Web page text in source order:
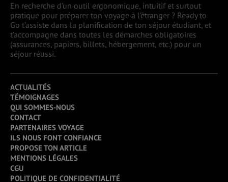
En recherche d’un outil ergonomique, intuitif et surtout
pratique pour préparer ton voyage à l’étranger ? Ready to
Go t’assiste dans la planification de ton séjour étudiant, et
t’accompagne dans toutes les démarches obligatoires
(assurances, papiers, billets, hébergement, etc.) pour un
séjour réussi.
ACTUALITÉS
TÉMOIGNAGES
QUI SOMMES-NOUS
CONTACT
PARTENAIRES VOYAGE
ILS NOUS FONT CONFIANCE
PROPOSE TON ARTICLE
MENTIONS LÉGALES
CGU
POLITIQUE DE CONFIDENTIALITÉ